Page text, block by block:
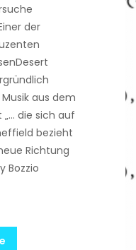
der
aus dem
„… die sich auf
bezieht
Richtung
Bozzio